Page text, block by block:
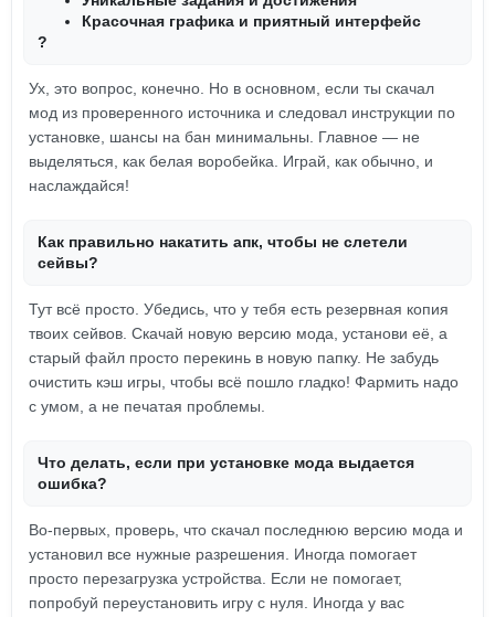
Красочная графика и приятный интерфейс
?
Ух, это вопрос, конечно. Но в основном, если ты скачал
мод из проверенного источника и следовал инструкции по
установке, шансы на бан минимальны. Главное — не
выделяться, как белая воробейка. Играй, как обычно, и
наслаждайся!
Как правильно накатить апк, чтобы не слетели
сейвы?
Тут всё просто. Убедись, что у тебя есть резервная копия
твоих сейвов. Скачай новую версию мода, установи её, а
старый файл просто перекинь в новую папку. Не забудь
очистить кэш игры, чтобы всё пошло гладко! Фармить надо
с умом, а не печатая проблемы.
Что делать, если при установке мода выдается
ошибка?
Во-первых, проверь, что скачал последнюю версию мода и
установил все нужные разрешения. Иногда помогает
просто перезагрузка устройства. Если не помогает,
попробуй переустановить игру с нуля. Иногда у вас